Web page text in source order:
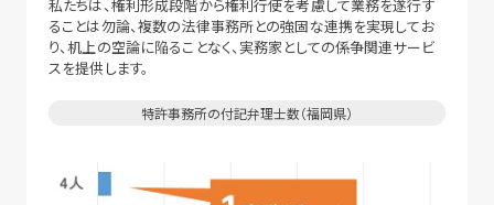
私たちは、権利形成段階から権利行使を考慮して業務を遂行す
ることは勿論、複数の法律事務所との強固な連携を実現してお
り、机上の空論に陥ることなく、実務家としての係争関連サービ
スを提供します。
特許事務所の付記弁理士数（福岡県）